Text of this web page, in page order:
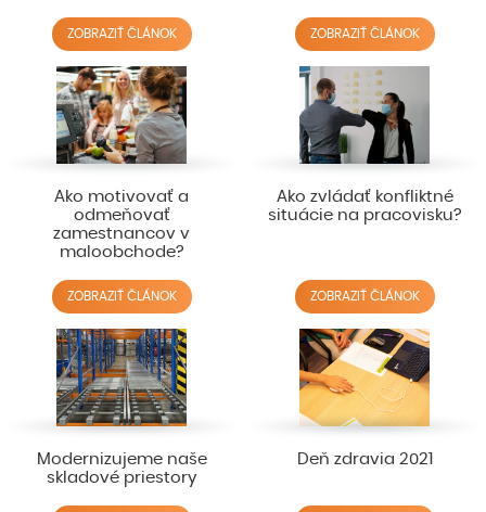
ZOBRAZIŤ ČLÁNOK ZOBRAZIŤ ČLÁNOK
Ako motivovať a
odmeňovať
zamestnancov v
maloobchode?
ZOBRAZIŤ ČLÁNOK
Ako zvládať konfliktné
situácie na pracovisku?
ZOBRAZIŤ ČLÁNOK
Modernizujeme naše
skladové priestory
Deň zdravia 2021